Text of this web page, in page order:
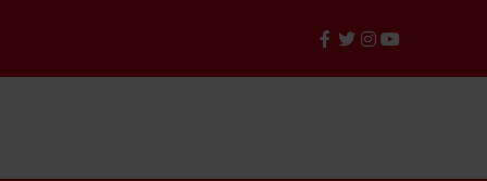
facebook
twitter
instagram
youtube